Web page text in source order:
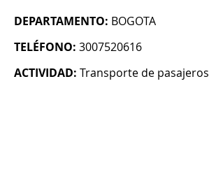
DEPARTAMENTO: BOGOTA
TELÉFONO: 3007520616
ACTIVIDAD: Transporte de pasajeros